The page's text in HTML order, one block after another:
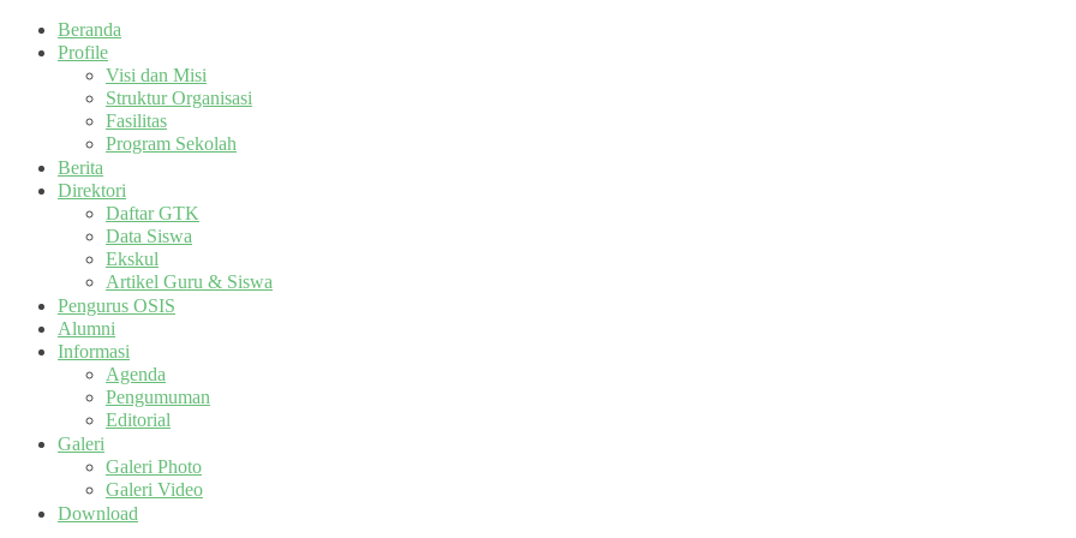
Beranda
Profile
Visi dan Misi
Struktur Organisasi
Fasilitas
Program Sekolah
Berita
Direktori
Daftar GTK
Data Siswa
Ekskul
Artikel Guru & Siswa
Pengurus OSIS
Alumni
Informasi
Agenda
Pengumuman
Editorial
Galeri
Galeri Photo
Galeri Video
Download